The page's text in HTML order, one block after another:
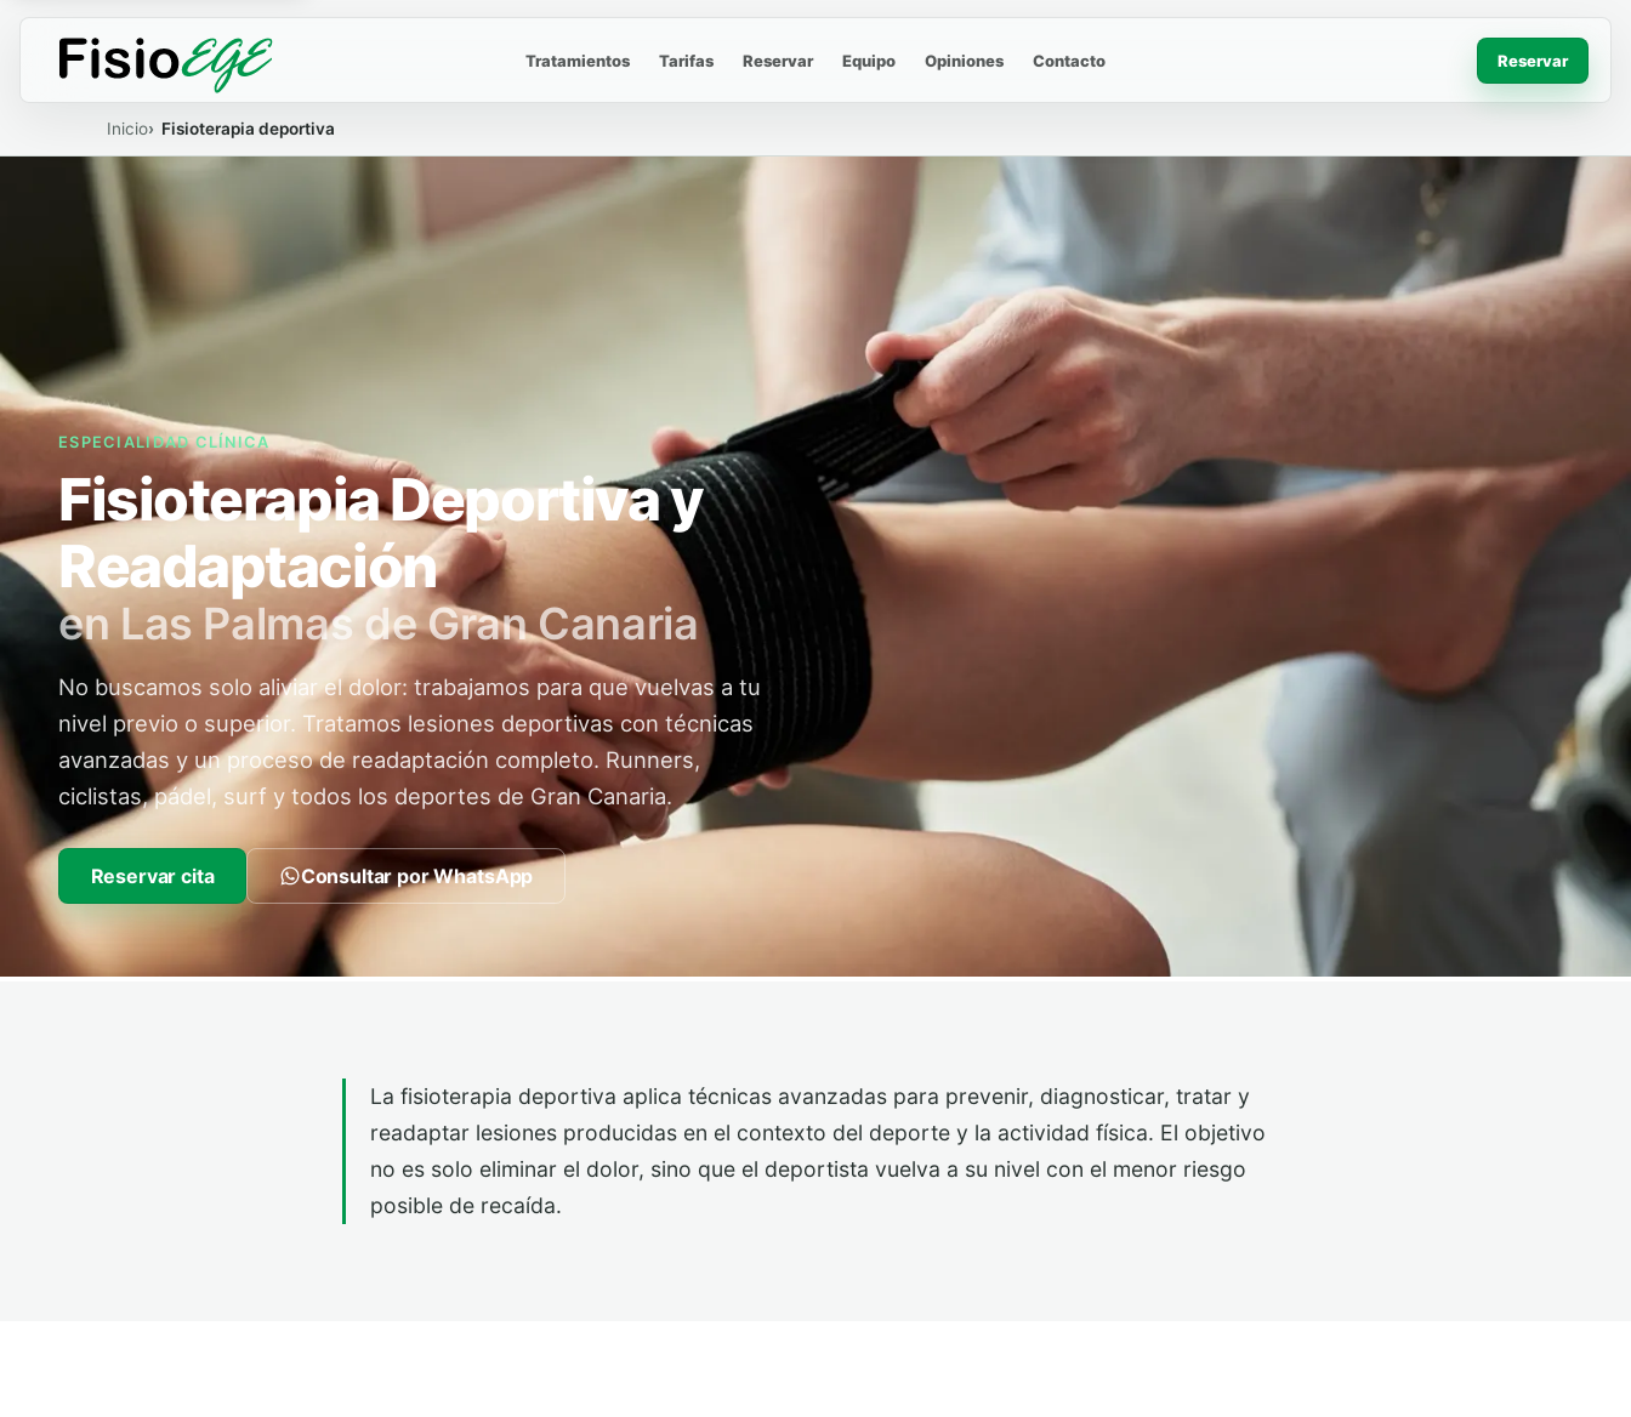
Tratamientos Tarifas Reservar Equipo Opiniones Contacto Reservar
Inicio Fisioterapia deportiva
ESPECIALIDAD CLÍNICA
Fisioterapia Deportiva y
Readaptación
en Las Palmas de Gran Canaria
No buscamos solo aliviar el dolor: trabajamos para que vuelvas a tu
nivel previo o superior. Tratamos lesiones deportivas con técnicas
avanzadas y un proceso de readaptación completo. Runners,
ciclistas, pádel, surf y todos los deportes de Gran Canaria.
Reservar cita Consultar por WhatsApp
La fisioterapia deportiva aplica técnicas avanzadas para prevenir, diagnosticar, tratar y
readaptar lesiones producidas en el contexto del deporte y la actividad física. El objetivo
no es solo eliminar el dolor, sino que el deportista vuelva a su nivel con el menor riesgo
posible de recaída.